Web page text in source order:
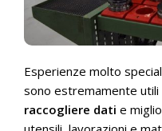
Esperienze molto
sono estremamente utili
raccogliere dati e